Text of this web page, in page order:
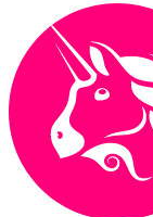
Ethereum
ETH